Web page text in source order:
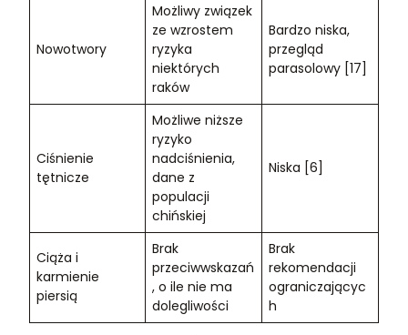
Nowotwory
Możliwy związek
ze wzrostem
ryzyka
niektórych
raków
Bardzo niska,
przegląd
parasolowy [17]
Ciśnienie
tętnicze
Możliwe niższe
ryzyko
nadciśnienia,
dane z
populacji
chińskiej
Niska [6]
Ciąża i
karmienie
piersią
Brak
przeciwwskazań
, o ile nie ma
dolegliwości
Brak
rekomendacji
ograniczającyc
h